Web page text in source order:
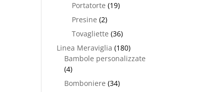
Portatorte (19)
Presine (2)
Tovagliette (36)
Linea Meraviglia (180)
Bambole personalizzate
(4)
Bomboniere (34)